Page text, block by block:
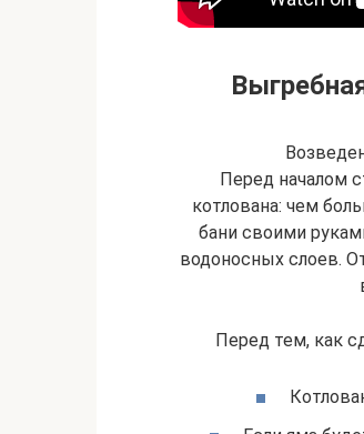
Перед началом
котлована: чем
бани своими
водоносных слоев.
Перед тем, как